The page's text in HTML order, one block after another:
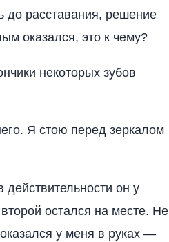
до расставания, решение
оказался, это к чему?
некоторых зубов
Я стою перед зеркалом
действительности он у
остался на месте. Не
у меня в руках —